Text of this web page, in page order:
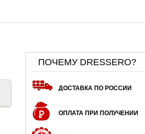
ПОЧЕМУ DRESSERO?
ДОСТАВКА ПО РОССИИ
ОПЛАТА ПРИ ПОЛУЧЕНИИ